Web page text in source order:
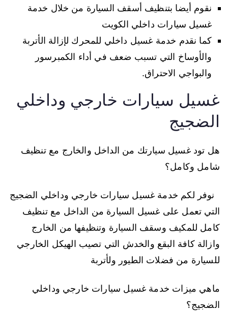
نقوم أيضا بتنظيف أسقف السيارة من خلال خدمة
غسيل سيارات داخلي الكويت
كما نقدم خدمة غسيل داخلي للمحرك لإزالة الأتربة
والأوساخ التي تسبب ضعف في أداء الكمبرسور
والبواجي الاحتراق.
غسيل سيارات خارجي وداخلي
الضجيج
هل تود غسيل سيارتك من الداخل والخارج مع تنظيف
شامل وكامل؟
نوفر لكم خدمة غسيل سيارات خارجي وداخلي الضجيج
التي تعمل على غسيل السيارة من الداخل مع تنظيف
كامل للمكيف وسقف السيارة وتنظيفها من الخارج
وازالة كافة البقع والخدش التي تصيب الهيكل الخارجي
للسيارة من فضلات الطيور ولأتربة
ماهي ميزات خدمة غسيل سيارات خارجي وداخلي
الضجيج؟